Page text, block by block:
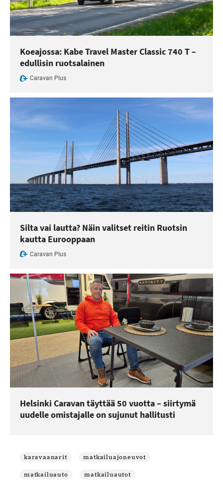
Koeajossa: Kabe Travel Master Classic 740 T –
edullisin ruotsalainen
Caravan Plus
Silta vai lautta? Näin valitset reitin Ruotsin
kautta Eurooppaan
Caravan Plus
Helsinki Caravan täyttää 50 vuotta – siirtymä
uudelle omistajalle on sujunut hallitusti
karavaanarit matkailuajoneuvot
matkailuauto matkailuautot